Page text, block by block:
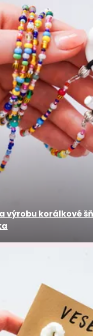
výrobu korálkové